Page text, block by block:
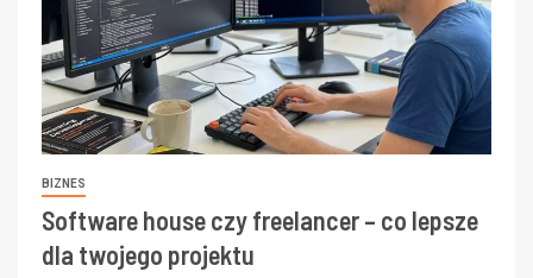
BIZNES
Software house czy freelancer – co lepsze
dla twojego projektu